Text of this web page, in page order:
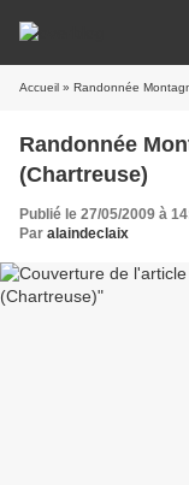
Accueil » Randonnée
Randonnée
(Chartreuse)
Publié le 27/05/2009 à
Par alaindeclaix